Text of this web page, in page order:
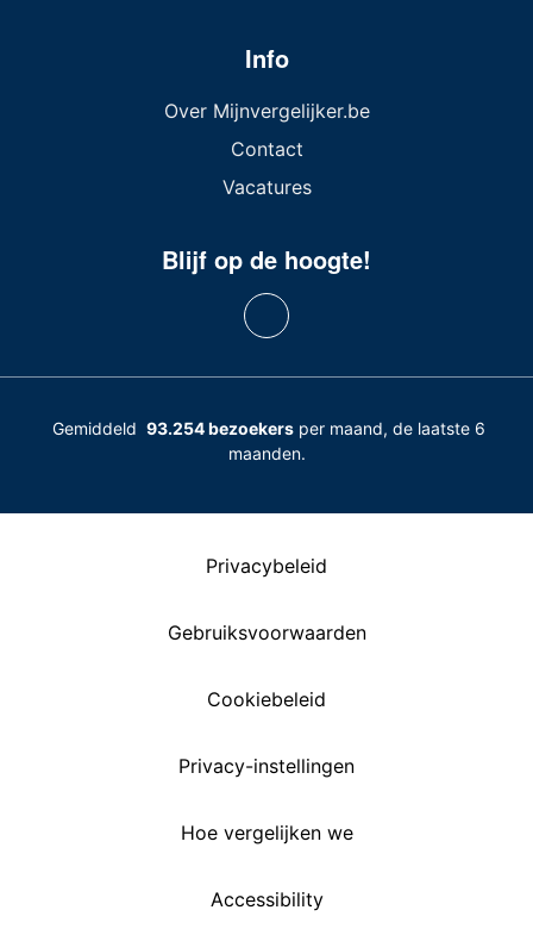
Info
Over Mijnvergelijker.be
Contact
Vacatures
Blijf op de hoogte!
Gemiddeld 93.254 bezoekers per maand, de laatste 6
maanden.
Privacybeleid
Gebruiksvoorwaarden
Cookiebeleid
Privacy-instellingen
Hoe vergelijken we
Accessibility